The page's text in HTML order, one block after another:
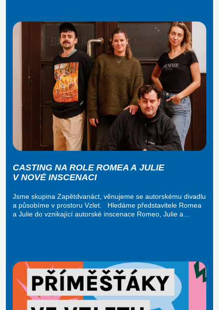
CASTING NA ROLE ROMEA A JULIE
V NOVÉ INSCENACI
Jsme skupina Zapětdvanáct, věnujeme se autorskému divadlu
a působíme v prostoru Vzlet. Hledáme představitele Romea
a Julie do vznikající autorské inscenace Romeo, Julie a…